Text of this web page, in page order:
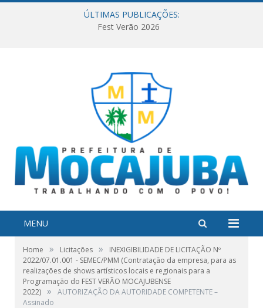
ÚLTIMAS PUBLICAÇÕES:
Fest Verão 2026
MENU
Home » Licitações »
INEXIGIBILIDADE DE LICITAÇÃO Nº
2022/07.01.001 - SEMEC/PMM (Contratação da empresa, para as
realizações de shows artísticos locais e regionais para a
Programação do FEST VERÃO MOCAJUBENSE
2022) »
AUTORIZAÇÃO DA AUTORIDADE COMPETENTE –
Assinado